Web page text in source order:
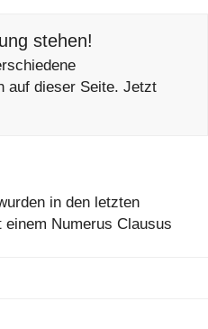
stehen!
auf dieser Seite. Jetzt
in den letzten
Numerus Clausus